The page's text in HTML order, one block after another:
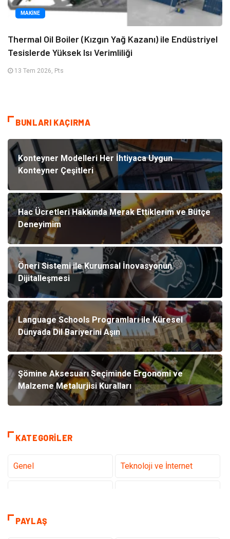
MAKINE
Thermal Oil Boiler (Kızgın Yağ Kazanı) ile Endüstriyel
Tesislerde Yüksek Isı Verimliliği
13 Tem 2026, Pts
BUNLARI KAÇIRMA
Konteyner Modelleri Her İhtiyaca Uygun
Konteyner Çeşitleri
Hac Ücretleri Hakkında Merak Ettiklerim ve Bütçe
Deneyimim
Öneri Sistemi ile Kurumsal İnovasyonun
Dijitalleşmesi
Language Schools Programları ile Küresel
Dünyada Dil Bariyerini Aşın
Şömine Aksesuarı Seçiminde Ergonomi ve
Malzeme Metalurjisi Kuralları
KATEGORILER
Genel Teknoloji ve İnternet
Dekorasyon
PAYLAŞ